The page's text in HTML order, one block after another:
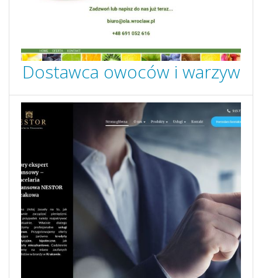
Dostawca owoców i warzyw